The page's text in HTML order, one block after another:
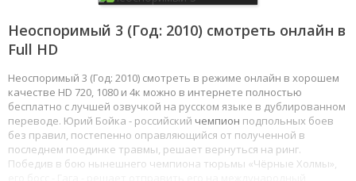
Неоспоримый 3 (Год: 2010) смотреть онлайн в
Full HD
Неоспоримый 3 (Год: 2010) смотреть в режиме онлайн в хорошем
качестве HD 720, 1080 и 4к можно в интернете полностью
бесплатно с лучшей озвучкой на русском языке в дублированном
переводе. Юрий Бойка - российский чемпион подпольных боев
без правил, постепенно оправляющийся от полученной в
последнем поединке травмы, решает вернуться на ринг.
Победив в бою нынешнего чемпиона тюрьмы «Чёрные Холмы»,